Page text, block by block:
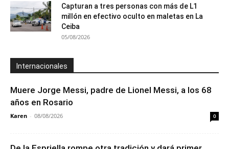
Capturan a tres personas con más de L1
millón en efectivo oculto en maletas en La
Ceiba
05/08/2026
Internacionales
Muere Jorge Messi, padre de Lionel Messi, a los 68
años en Rosario
Karen - 08/08/2026 0